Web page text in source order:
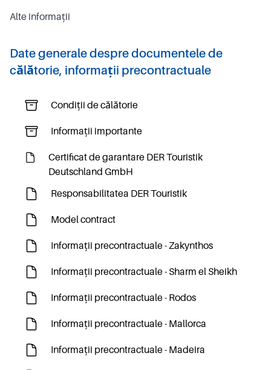
Alte informații
Date generale despre documentele de
călătorie, informații precontractuale
Condiții de călătorie
Informații importante
Certificat de garantare DER Touristik
Deutschland GmbH
Responsabilitatea DER Touristik
Model contract
Informații precontractuale - Zakynthos
Informații precontractuale - Sharm el Sheikh
Informații precontractuale - Rodos
Informații precontractuale - Mallorca
Informații precontractuale - Madeira